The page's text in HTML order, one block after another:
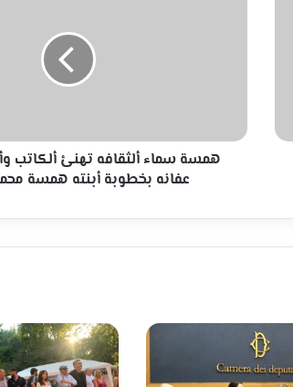
بخطوبة
عفانه
همسة سماء ألثقافه تهنئ ألكاتب
عفانه بخطوبة أبنته همسة